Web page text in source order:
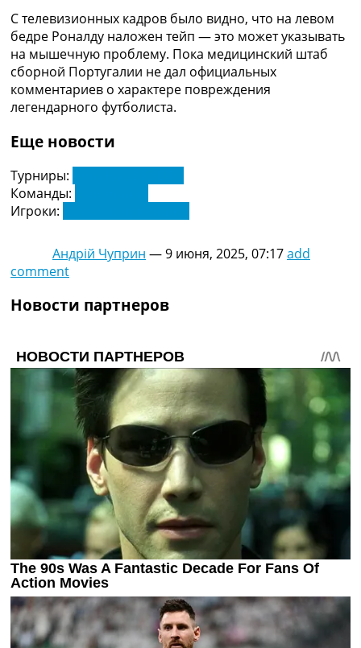
Испания. Ла Лига
Другие Турниры >>>
Таблицы
Таблицы групп Чемпионата Мира
Украина. Премьер-Лига
Украина. Первая Лига
Лига Чемпионов. Таблицы групп
Англия. Премьер-Лига
Испания. Ла Лига
Все таблицы >>>
Рейтинги
Рейтинг стран УЕФА
Рейтинг клубов УЕФА
ТВ программа
С телевизионных кадров было видно, что на левом
бедре Роналду наложен тейп — это может указывать
на мышечную проблему. Пока медицинский штаб
сборной Португалии не дал официальных
комментариев о характере повреждения
легендарного футболиста.
Еще новости
Турниры:
Команды:
Игроки:
Андрій Чуприн —9 июня, 2025, 07:17add
comment
Новости партнеров